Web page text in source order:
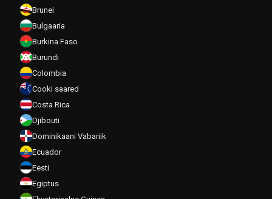
Brunei
Bulgaaria
Burkina Faso
Burundi
Colombia
Cooki saared
Costa Rica
Djibouti
Dominikaani Vabariik
Ecuador
Eesti
Egiptus